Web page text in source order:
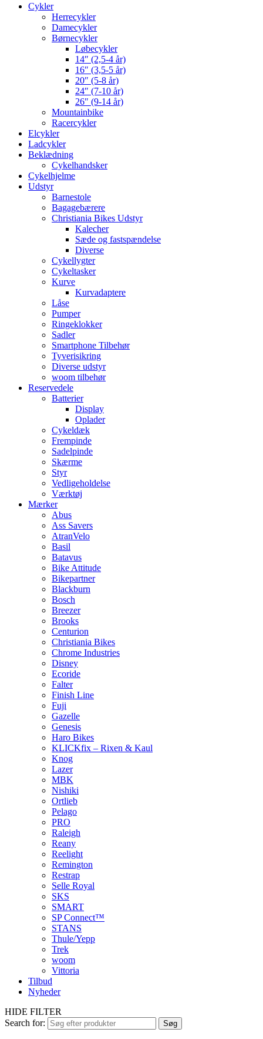
Cykler
Herrecykler
Damecykler
Børnecykler
Løbecykler
14″ (2,5-4 år)
16″ (3,5-5 år)
20″ (5-8 år)
24″ (7-10 år)
26″ (9-14 år)
Mountainbike
Racercykler
Elcykler
Ladcykler
Beklædning
Cykelhandsker
Cykelhjelme
Udstyr
Barnestole
Bagagebærere
Christiania Bikes Udstyr
Kalecher
Sæde og fastspændelse
Diverse
Cykellygter
Cykeltasker
Kurve
Kurvadaptere
Låse
Pumper
Ringeklokker
Sadler
Smartphone Tilbehør
Tyverisikring
Diverse udstyr
woom tilbehør
Reservedele
Batterier
Display
Oplader
Cykeldæk
Frempinde
Sadelpinde
Skærme
Styr
Vedligeholdelse
Værktøj
Mærker
Abus
Ass Savers
AtranVelo
Basil
Batavus
Bike Attitude
Bikepartner
Blackburn
Bosch
Breezer
Brooks
Centurion
Christiania Bikes
Chrome Industries
Disney
Ecoride
Falter
Finish Line
Fuji
Gazelle
Genesis
Haro Bikes
KLICKfix – Rixen & Kaul
Knog
Lazer
MBK
Nishiki
Ortlieb
Pelago
PRO
Raleigh
Reany
Reelight
Remington
Restrap
Selle Royal
SKS
SMART
SP Connect™
STANS
Thule/Yepp
Trek
woom
Vittoria
Tilbud
Nyheder
HIDE FILTER
Search for:
Søg